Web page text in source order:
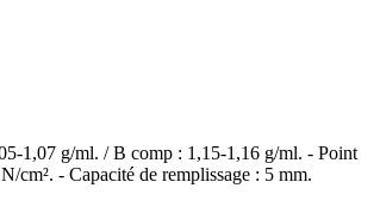
1,07 g/ml. / B comp : 1,15-1,16 g/ml. - Point
cm². - Capacité de remplissage : 5 mm.